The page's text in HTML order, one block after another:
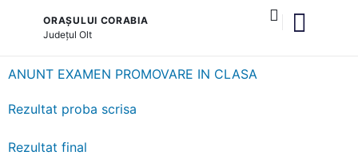
ORAȘULUI CORABIA
JudețulOlt
ANUNT EXAMEN PROMOVARE IN CLASA
Rezultat proba scrisa
Rezultat final